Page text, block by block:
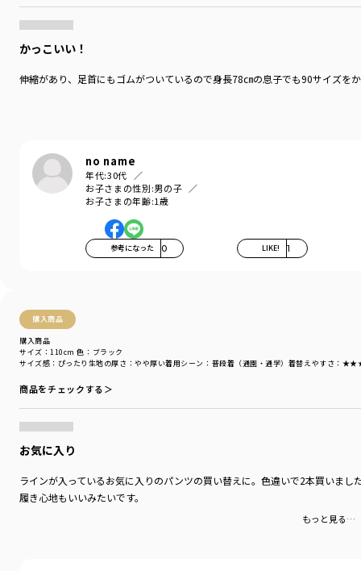
かっこいい！
伸縮があり、足首にもゴムがついているので身長78㎝の息子でも90サイズを
no name
年代:30代
お子さまの性別:男の子
お子さまの年齢:1歳
参考になった 0 LIKE! 1
購入商品
購入商品
サイズ感 ：ぴったり 生地の厚さ ：やや厚い着用シーン ：普段着（通園・通学） 着替えやすさ ：
サイズ：110cm 色：ブラック
商品をチェックする＞
お気に入り
ラインが入っているお気に入りのパンツの買い替えに。色違いで2本買いま
履き心地もいいみたいです。
もっと見る…